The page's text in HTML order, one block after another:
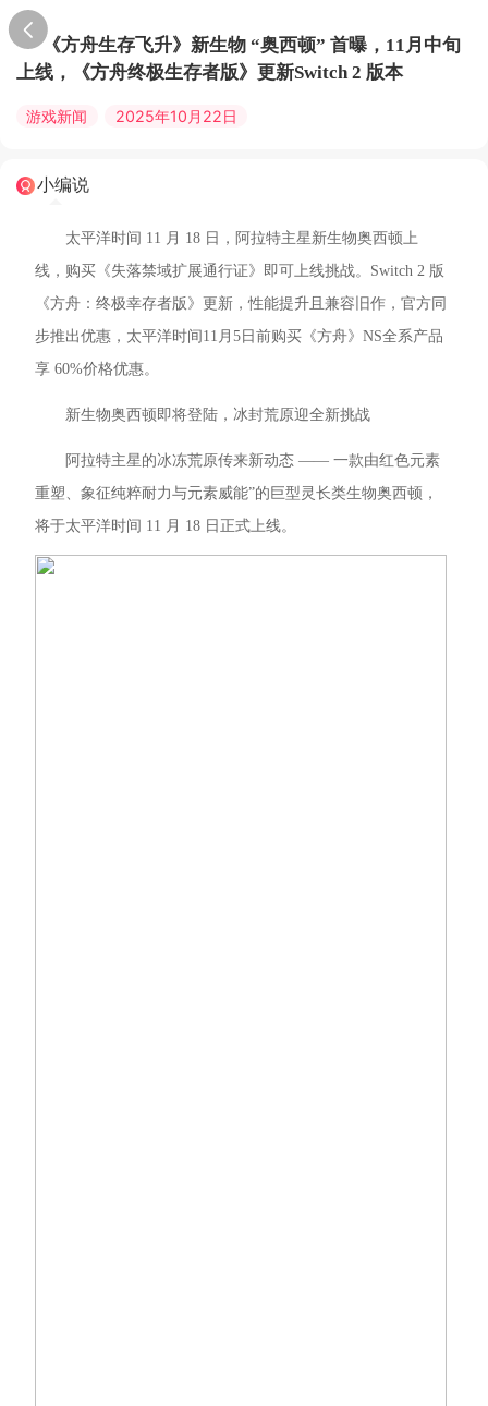
《方舟生存飞升》新生物 “奥西顿” 首曝，11月中旬
上线，《方舟终极生存者版》更新Switch 2 版本
游戏新闻 2025年10月22日
小编说
太平洋时间 11 月 18 日，阿拉特主星新生物奥西顿上
线，购买《失落禁域扩展通行证》即可上线挑战。Switch 2 版
《方舟：终极幸存者版》更新，性能提升且兼容旧作，官方同
步推出优惠，太平洋时间11月5日前购买《方舟》NS全系产品
享 60%价格优惠。
新生物奥西顿即将登陆，冰封荒原迎全新挑战
阿拉特主星的冰冻荒原传来新动态 —— 一款由红色元素
重塑、象征纯粹耐力与元素威能”的巨型灵长类生物奥西顿，
将于太平洋时间 11 月 18 日正式上线。